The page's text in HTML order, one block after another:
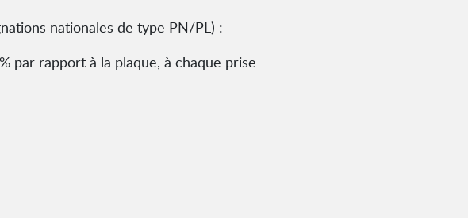
nationales de type PN/PL) :
par rapport à la plaque, à chaque prise